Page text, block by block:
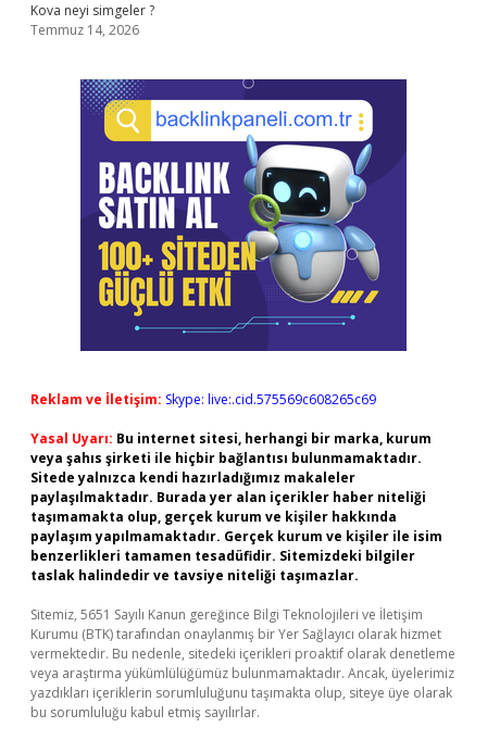
Kova neyi simgeler ?
Temmuz 14, 2026
Reklam ve İletişim: Skype: live:.cid.575569c608265c69
Yasal Uyarı: Bu internet sitesi, herhangi bir marka, kurum
veya şahıs şirketi ile hiçbir bağlantısı bulunmamaktadır.
Sitede yalnızca kendi hazırladığımız makaleler
paylaşılmaktadır. Burada yer alan içerikler haber niteliği
taşımamakta olup, gerçek kurum ve kişiler hakkında
paylaşım yapılmamaktadır. Gerçek kurum ve kişiler ile isim
benzerlikleri tamamen tesadüfidir. Sitemizdeki bilgiler
taslak halindedir ve tavsiye niteliği taşımazlar.
Sitemiz, 5651 Sayılı Kanun gereğince Bilgi Teknolojileri ve İletişim
Kurumu (BTK) tarafından onaylanmış bir Yer Sağlayıcı olarak hizmet
vermektedir. Bu nedenle, sitedeki içerikleri proaktif olarak denetleme
veya araştırma yükümlülüğümüz bulunmamaktadır. Ancak, üyelerimiz
yazdıkları içeriklerin sorumluluğunu taşımakta olup, siteye üye olarak
bu sorumluluğu kabul etmiş sayılırlar.